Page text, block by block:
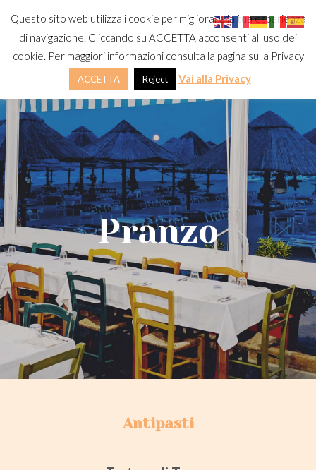
Pranzo
Antipasti
Questo sito web utilizza i cookie per migliorare la tua esperienza
di navigazione. Cliccando su ACCETTA acconsenti all'uso dei
cookie. Per maggiori informazioni consulta la pagina sulla Privacy
ACCETTA Reject Vai alla Privacy